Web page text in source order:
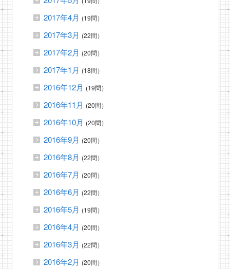
2017年4月 (19問）
2017年3月 (22問）
2017年2月 (20問）
2017年1月 (18問）
2016年12月 (19問）
2016年11月 (20問）
2016年10月 (20問）
2016年9月 (20問）
2016年8月 (22問）
2016年7月 (20問）
2016年6月 (22問）
2016年5月 (19問）
2016年4月 (20問）
2016年3月 (22問）
2016年2月 (20問）